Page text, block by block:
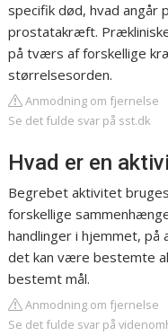
specifik død, hvad
prostatakræft.
på tværs af forskellige
størrelsesorden.
Anmodning om fjernelse
Se det fulde svar på sst.dk
Hvad er en
Begrebet aktivitet
forskellige
handlinger i hjemmet, på
det kan være bestemte
bestemt mål.
Anmodning om fjernelse
Se det fulde svar på